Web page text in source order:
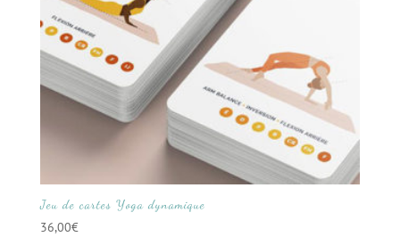
Jeu de cartes Yoga dynamique
36,00€